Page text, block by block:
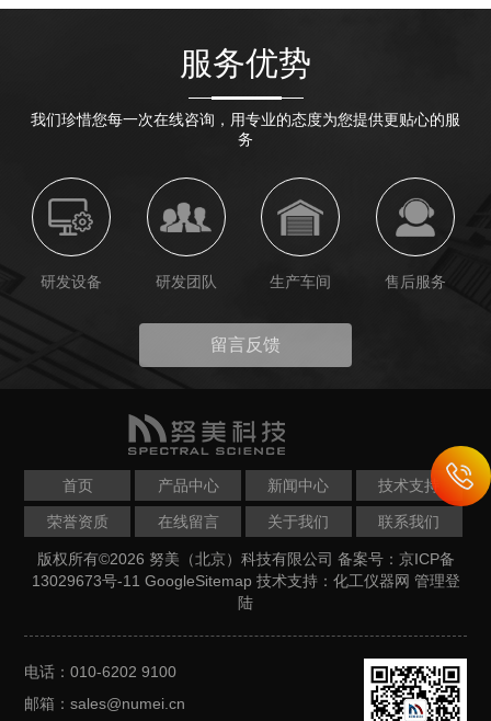
服务优势
我们珍惜您每一次在线咨询，用专业的态度为您提供更贴心的服
务
研发设备 研发团队 生产车间 售后服务
留言反馈
首页 产品中心 新闻中心 技术支持
荣誉资质 在线留言 关于我们 联系我们
版权所有©2026 努美（北京）科技有限公司 备案号：京ICP备
13029673号-11 GoogleSitemap 技术支持： 化工仪器网 管理登
陆
电话：010-6202 9100
邮箱：sales@numei.cn